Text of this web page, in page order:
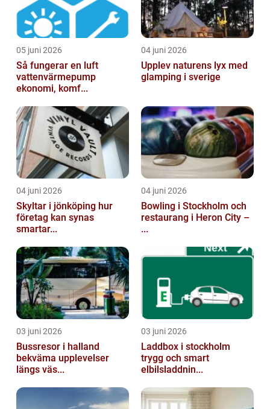
05 juni 2026
Så fungerar en luft
vattenvärmepump
ekonomi, komf...
04 juni 2026
Upplev naturens lyx med
glamping i sverige
04 juni 2026
Skyltar i jönköping hur
företag kan synas
smartar...
04 juni 2026
Bowling i Stockholm och
restaurang i Heron City –
...
03 juni 2026
Bussresor i halland
bekväma upplevelser
längs väs...
03 juni 2026
Laddbox i stockholm
trygg och smart
elbilsladdnin...